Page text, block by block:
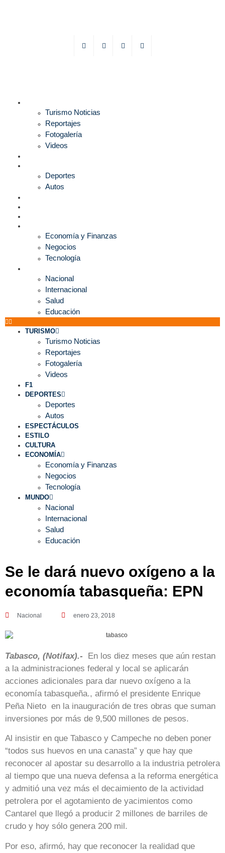
Turismo Noticias
Reportajes
Fotogalería
Videos
Deportes
Autos
Economía y Finanzas
Negocios
Tecnología
Nacional
Internacional
Salud
Educación
TURISMO
Turismo Noticias
Reportajes
Fotogalería
Videos
F1
DEPORTES
Deportes
Autos
ESPECTÁCULOS
ESTILO
CULTURA
ECONOMÍA
Economía y Finanzas
Negocios
Tecnología
MUNDO
Nacional
Internacional
Salud
Educación
Se le dará nuevo oxígeno a la
economía tabasqueña: EPN
Nacional enero 23, 2018
Tabasco, (Notifax).- En los diez meses que aún restan
a la administraciones federal y local se aplicarán
acciones adicionales para dar nuevo oxígeno a la
economía tabasqueña., afirmó el presidente Enrique
Peña Nieto en la inauguración de tres obras que suman
inversiones por más de 9,500 millones de pesos.
Al insistir en que Tabasco y Campeche no deben poner
“todos sus huevos en una canasta” y que hay que
reconocer al apostar su desarrollo a la industria petrolera
al tiempo que una nueva defensa a la reforma energética
y admitió una vez más el decaimiento de la actividad
petrolera por el agotamiento de yacimientos como
Cantarel que llegó a producir 2 millones de barriles de
crudo y hoy sólo genera 200 mil.
Por eso, afirmó, hay que reconocer la realidad que